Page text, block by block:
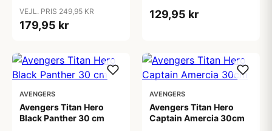
VEJL. PRIS 249,95 KR
179,95 kr
129,95 kr
AVENGERS
Avengers Titan Hero
Black Panther 30 cm
AVENGERS
Avengers Titan Hero
Captain Amercia 30cm